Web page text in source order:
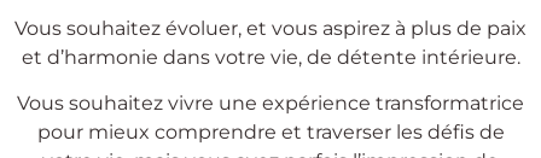
Vous souhaitez évoluer, et vous aspirez à plus de paix
et d’harmonie dans votre vie, de détente intérieure.
Vous souhaitez vivre une expérience transformatrice
pour mieux comprendre et traverser les défis de